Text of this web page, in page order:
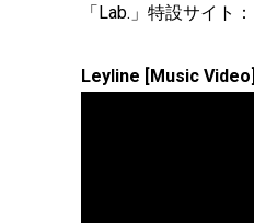
「Lab.」特設サイト：
Leyline [Music Video]